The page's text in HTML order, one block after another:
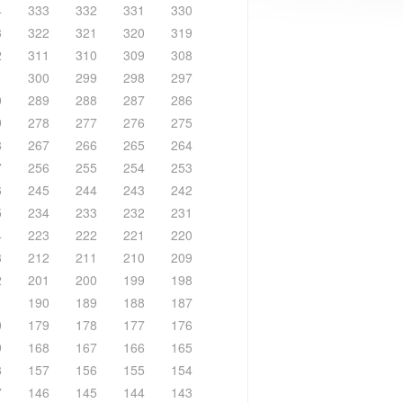
333 332 331
330
322 321 320
319
311 310 309
308
300 299 298
297
289 288 287
286
278 277 276
275
267 266 265
264
256 255 254
253
245 244 243
242
234 233 232
231
223 222 221
220
212 211 210
209
201 200 199
198
190 189 188
187
179 178 177
176
168 167 166
165
157 156 155
154
146 145 144 143